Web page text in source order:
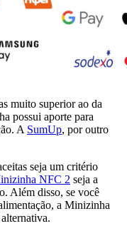
muito superior ao da
possui aporte para
A SumUp, por outro
seja um critério
NFC 2 seja a
Além disso, se você
a Minizinha